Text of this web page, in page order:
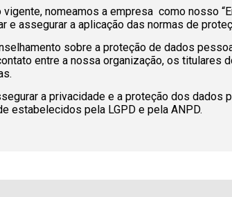
nomeamos a empresa como nosso
e assegurar a aplicação das normas de
sobre a proteção de dados
entre a nossa organização, os titulares
a privacidade e a proteção dos
estabelecidos pela LGPD e pela ANPD.